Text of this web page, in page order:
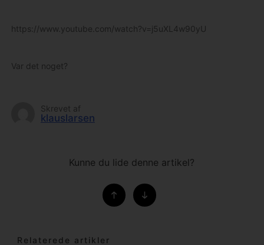
https://www.youtube.com/watch?v=j5uXL4w90yU
Var det noget?
Skrevet af
klauslarsen
Kunne du lide denne artikel?
Relaterede artikler